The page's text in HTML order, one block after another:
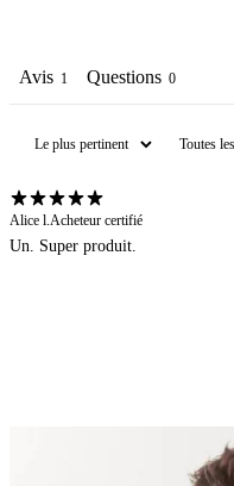
Avis 1 Questions 0
Alice l. Acheteur certifié
Un. Super produit.